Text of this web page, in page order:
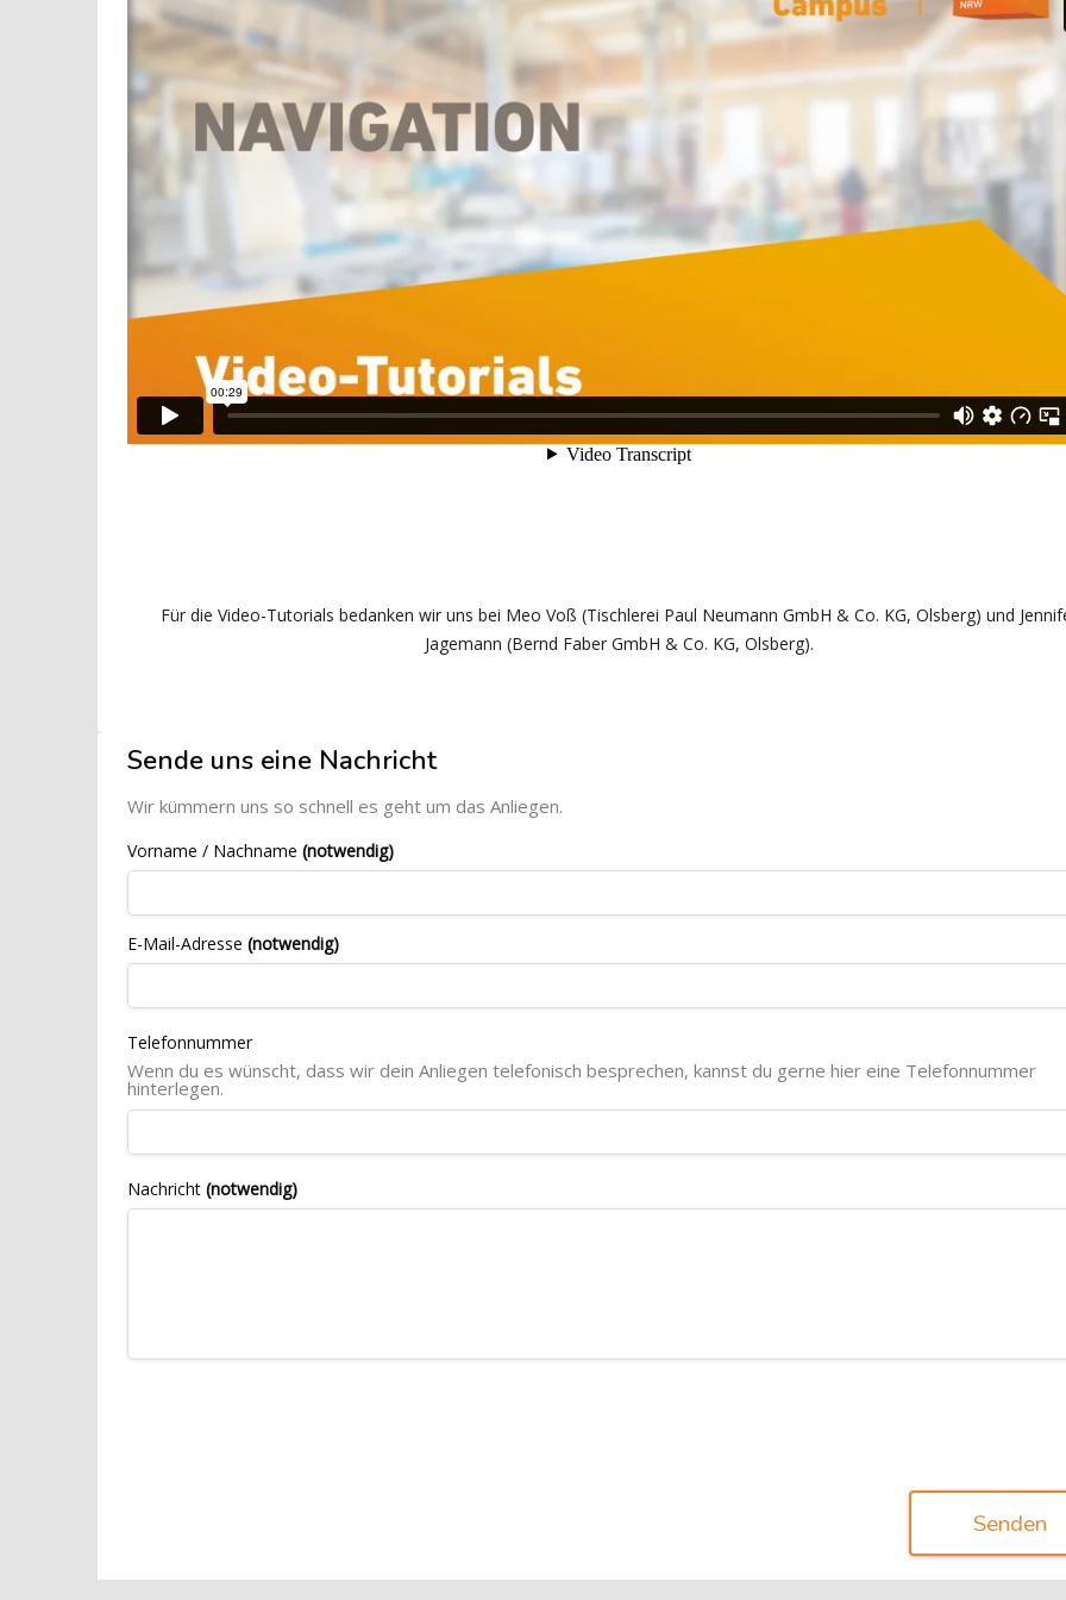
Für die Video-Tutorials bedanken wir uns bei Meo Voß (Tischlerei Paul Neumann GmbH & Co. KG, Olsberg) und
Jagemann (Bernd Faber GmbH & Co. KG, Olsberg).
Blöcke
[Cocoon] Custom HTML überspringen
Sende uns eine Nachricht
Wir kümmern uns so schnell es geht um das Anliegen.
Vorname / Nachname(notwendig)
E-Mail-Adresse(notwendig)
Telefonnummer
Wenn du es wünscht, dass wir dein Anliegen telefonisch besprechen, kannst du gerne hier eine Telefonnummer
hinterlegen.
Nachricht(notwendig)
Senden